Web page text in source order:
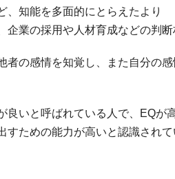
、知能を多面的にとらえたより
企業の採用や人材育成などの判断
者の感情を知覚し、また自分の
良いと呼ばれている人で、EQが
すための能力が高いと認識されて